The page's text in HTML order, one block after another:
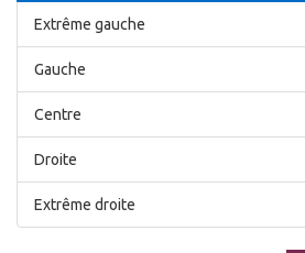
Extrême gauche
Gauche
Centre
Droite
Extrême droite